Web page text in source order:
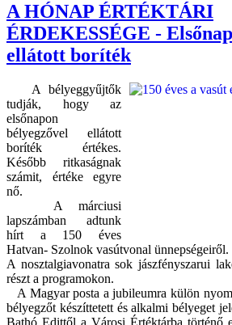
A HÓNAP ÉRTÉKTÁRI
ÉRDEKESSÉGE -
ellátott boríték
A bélyeggyűjtők
tudják, hogy az
elsőnapon
bélyegzővel ellátott
boríték értékes.
Később ritkaságnak
számit, értéke egyre
nő.
A márciusi
lapszámban adtunk
hírt a 150 éves
Hatvan- Szolnok vasútvonal ünnepségeiről.
A nosztalgiavonatra sok jászfényszarui
részt a programokon.
A Magyar posta a jubileumra külön
bélyegzőt készíttetett és alkalmi bélyeget
Bathó Edittől a Városi Értéktárba történő